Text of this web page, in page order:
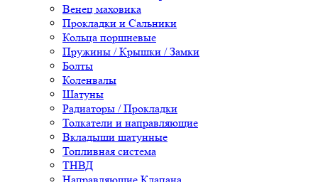
Венец маховика
Прокладки и Сальники
Кольца поршневые
Пружины / Крышки / Замки
Болты
Коленвалы
Шатуны
Радиаторы / Прокладки
Толкатели и направляющие
Вкладыши шатунные
Топливная система
ТНВД